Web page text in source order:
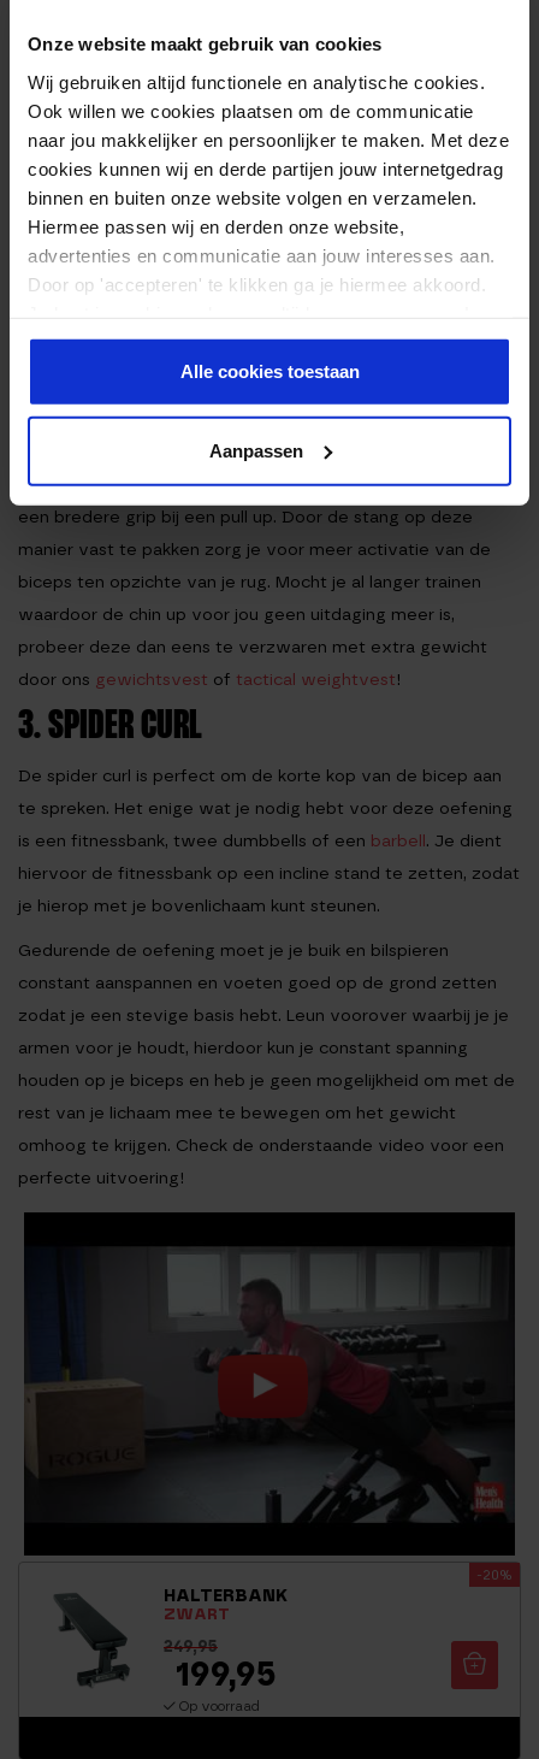
Onze website maakt gebruik van cookies
Wij gebruiken altijd functionele en analytische cookies.
Ook willen we cookies plaatsen om de communicatie
naar jou makkelijker en persoonlijker te maken. Met deze
cookies kunnen wij en derde partijen jouw internetgedrag
binnen en buiten onze website volgen en verzamelen.
Hiermee passen wij en derden onze website,
advertenties en communicatie aan jouw interesses aan.
Door op 'accepteren' te klikken ga je hiermee akkoord.
er meer over in onsprivacy beleid.
Alle cookies toestaan
Aanpassen
bovenarmen kunt ondersteunen, stil kunt houden en
daardoor maximale spanning op je biceps kunt houden.
2. CHIN UPS
plaats je je handen wel horizontaal op de stang, maar doe je
dit met de handpalmen naar elkaar toe. Daarnaast pak je de
stang op schouderbreedte vast, in tegenstelling tot vaak
een bredere grip bij een pull up. Door de stang op deze
manier vast te pakken zorg je voor meer activatie van de
biceps ten opzichte van je rug. Mocht je al langer trainen
waardoor de chin up voor jou geen uitdaging meer is,
probeer deze dan eens te verzwaren met extra gewicht
door ons gewichtsvest of tactical weightvest!
3. SPIDER CURL
De spider curl is perfect om de korte kop van de bicep aan
te spreken. Het enige wat je nodig hebt voor deze oefening
is een fitnessbank, twee dumbbells of een barbell. Je dient
hiervoor de fitnessbank op een incline stand te zetten, zodat
je hierop met je bovenlichaam kunt steunen.
Gedurende de oefening moet je je buik en bilspieren
constant aanspannen en voeten goed op de grond zetten
zodat je een stevige basis hebt. Leun voorover waarbij je je
armen voor je houdt, hierdoor kun je constant spanning
houden op je biceps en heb je geen mogelijkheid om met de
rest van je lichaam mee te bewegen om het gewicht
omhoog te krijgen. Check de onderstaande video voor een
perfecte uitvoering!
HALTERBANK
ZWART
-20%
249,95
199,95
Op voorraad